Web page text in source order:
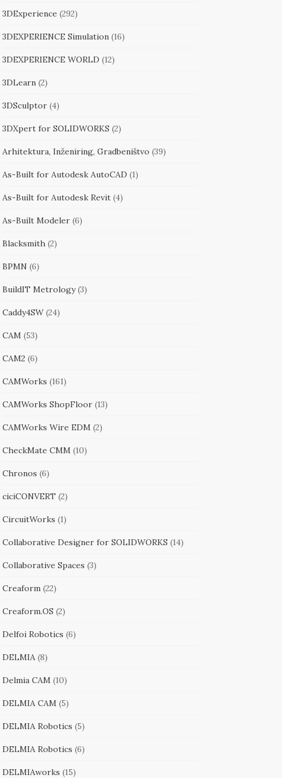
3DExperience (292)
3DEXPERIENCE Simulation(16)
3DEXPERIENCE WORLD (12)
3DLearn(2)
3DSculptor(4)
3DXpert for SOLIDWORKS (2)
Arhitektura, Inženiring, Gradbeništvo (39)
As-Built for Autodesk AutoCAD (1)
As-Built for Autodesk Revit(4)
As-Built Modeler(6)
Blacksmith(2)
BPMN (6)
BuildIT Metrology(3)
Caddy4SW(24)
CAM(53)
CAM2(6)
CAMWorks (161)
CAMWorks ShopFloor(13)
CAMWorks Wire EDM(2)
CheckMate CMM(10)
Chronos (6)
ciciCONVERT (2)
CircuitWorks (1)
Collaborative Designer for SOLIDWORKS (14)
Collaborative Spaces (3)
Creaform(22)
Creaform.OS (2)
Delfoi Robotics (6)
DELMIA(8)
Delmia CAM(10)
DELMIA CAM(5)
DELMIA Robotics (5)
DELMIA Robotics (6)
DELMIAworks (15)